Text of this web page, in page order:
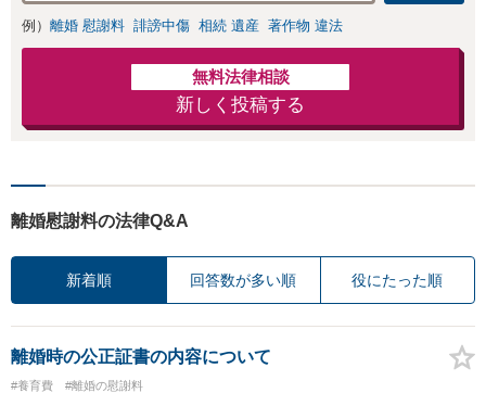
きの対処法、被害
者との示談交渉
例） 離婚 慰謝料 誹謗中傷 相続 遺産 著作物 違法
無料法律相談
新しく投稿する
離婚慰謝料の法律Q&A
新着順 回答数が多い順 役にたった順
離婚時の公正証書の内容について
#養育費 #離婚の慰謝料